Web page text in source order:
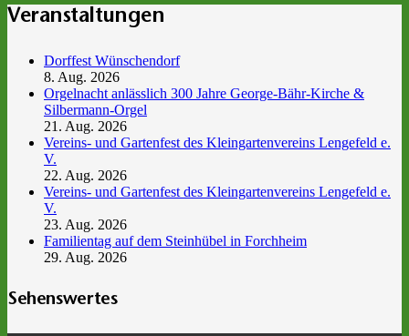
Veranstaltungen
Dorffest Wünschendorf
8. Aug. 2026
Orgelnacht anlässlich 300 Jahre George-Bähr-Kirche &
Silbermann-Orgel
21. Aug. 2026
Vereins- und Gartenfest des Kleingartenvereins Lengefeld e.
V.
22. Aug. 2026
Vereins- und Gartenfest des Kleingartenvereins Lengefeld e.
V.
23. Aug. 2026
Familientag auf dem Steinhübel in Forchheim
29. Aug. 2026
Sehenswertes